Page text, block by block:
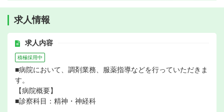
求人情報
求人内容
積極採用中
■病院において、調剤業務、服薬指導などを行っていただきま
す。
【病院概要】
■診察科目：精神・神経科